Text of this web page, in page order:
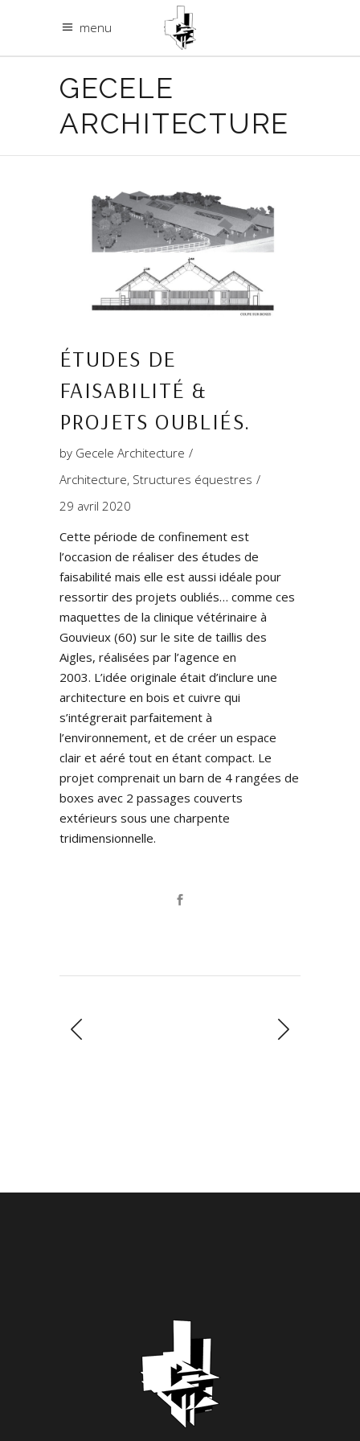
menu
GECELE
ARCHITECTURE
ÉTUDES DE
FAISABILITÉ &
PROJETS OUBLIÉS.
by Gecele Architecture
Architecture, Structures équestres
29 avril 2020
Cette période de confinement est
l’occasion de réaliser des études de
faisabilité mais elle est aussi idéale pour
ressortir des projets oubliés… comme ces
maquettes de la clinique vétérinaire à
Gouvieux (60) sur le site de taillis des
Aigles, réalisées par l’agence en
2003. L’idée originale était d’inclure une
architecture en bois et cuivre qui
s’intégrerait parfaitement à
l’environnement, et de créer un espace
clair et aéré tout en étant compact. Le
projet comprenait un barn de 4 rangées de
boxes avec 2 passages couverts
extérieurs sous une charpente
tridimensionnelle.